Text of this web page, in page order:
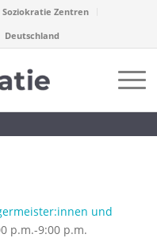
Zentren
Deutschland
und
p.m.-9:00 p.m.